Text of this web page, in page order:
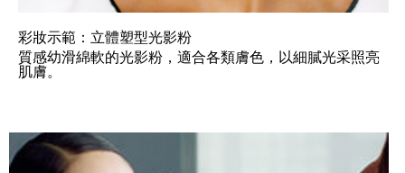
彩妝示範：立體塑型光影粉
質感幼滑綿軟的光影粉，適合各類膚色，以細膩光采照亮
肌膚。